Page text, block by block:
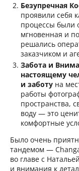
Безупречная
проявили себя
процессы были
мгновенная и
решались
заказчиком и
Забота и
настоящему
и заботу на
работы
пространства,
воду — это
комфортные
Было очень
тандемом —
во главе с
и внимания к